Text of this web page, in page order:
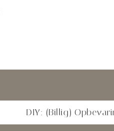
DIY: (Billig)